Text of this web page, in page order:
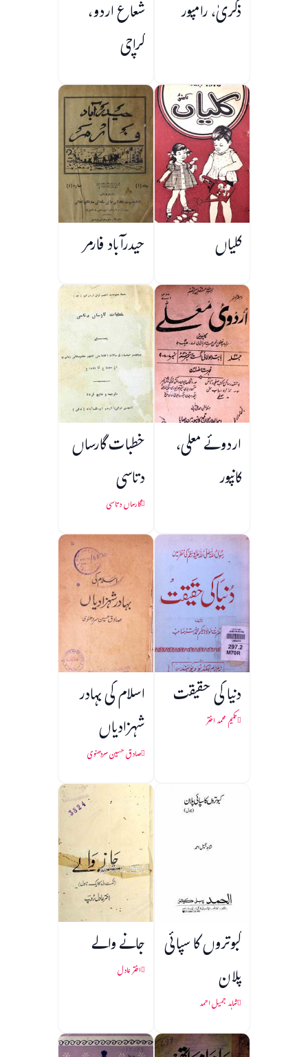
ذکریٰ، رامپور شعاع اردو،
کراچی
کلیاں حیدرآباد فارمر
اردوئے معلی،
کانپور
خطبات گارساں
دتاسی
گارساں دتاسی
دنیا کی حقیقت
حکیم محمد اختر
اسلام کی بہادر
شہزادیاں
صادق حسین سردھنوی
کبوتروں کا سپائی
پلان
شاہد جمیل احمد
جانے والے
اختر عادل